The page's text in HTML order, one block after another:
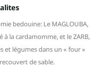
bedouine: Le MAGLOUBA,
la cardamomme, et le ZARB,
et légumes dans un « four »
de sable.